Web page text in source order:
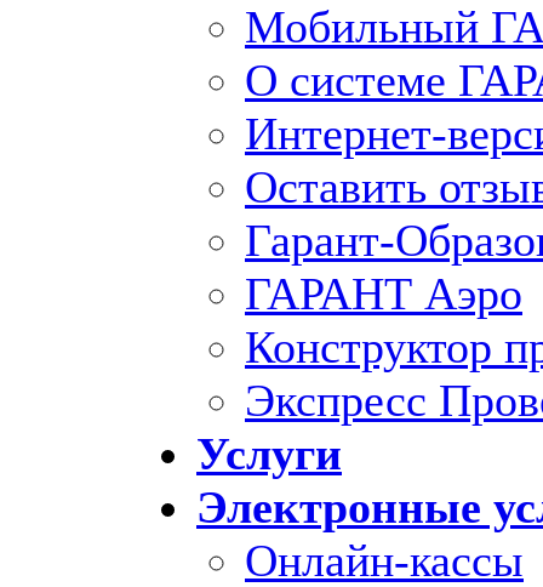
Мобильный
О системе
Интернет-
Оставить
Гарант-
ГАРАНТ Аэро
Конструктор
Экспресс
Услуги
Электронные
Онлайн-кассы